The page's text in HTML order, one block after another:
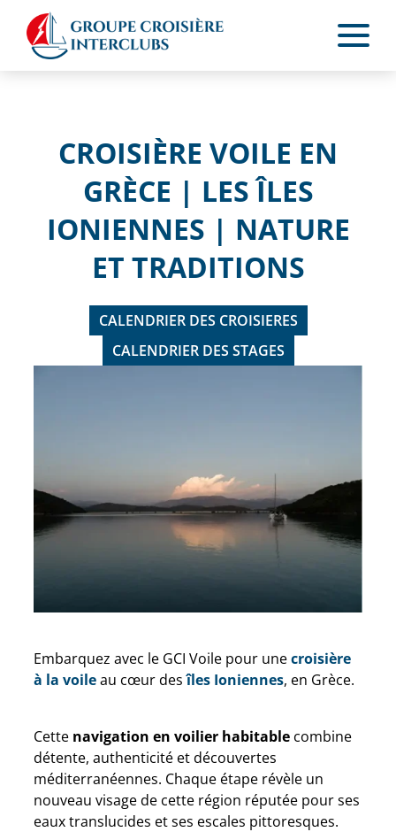
CROISIÈRE VOILE EN
GRÈCE | LESÎLES
IONIENNES | NATURE
ET TRADITIONS
CALENDRIER DES CROISIERES
CALENDRIER DES STAGES
Embarquez avec le GCI Voile pour unecroisière
à la voileau cœur desîles Ioniennes, en Grèce.
Cette navigation en voilier habitable combine
détente, authenticité et découvertes
méditerranéennes. Chaque étape révèle un
nouveau visage de cette région réputée pour ses
eaux translucides et ses escales pittoresques.